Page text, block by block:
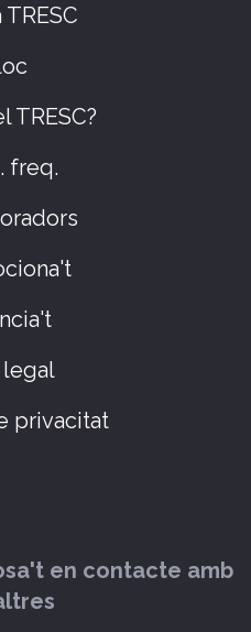
TRESC?
freq.
privacitat
en contacte amb